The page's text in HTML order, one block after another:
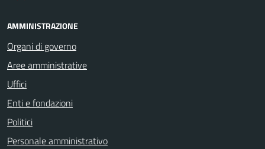
AMMINISTRAZIONE
Organi di governo
Aree amministrative
Uffici
Enti e fondazioni
Politici
Personale amministrativo